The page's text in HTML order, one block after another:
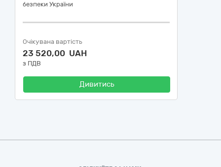
безпеки України
Очікувана вартість
23 520,00 UAH
з ПДВ
Дивитись